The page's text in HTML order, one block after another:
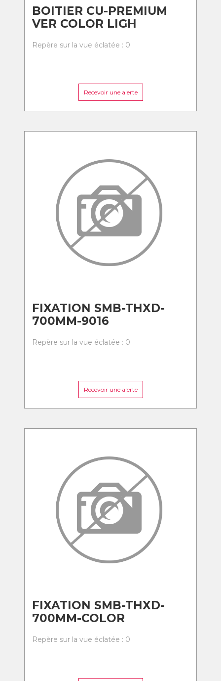
BOITIER CU-PREMIUM
VER COLOR LIGH
Repère sur la vue éclatée : 0
Recevoir une alerte
FIXATION SMB-THXD-
700MM-9016
Repère sur la vue éclatée : 0
Recevoir une alerte
FIXATION SMB-THXD-
700MM-COLOR
Repère sur la vue éclatée : 0